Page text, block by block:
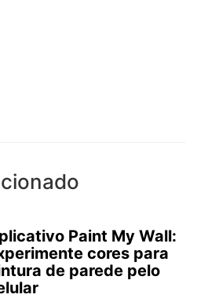
Paint My Wall:
cores para
de parede pelo